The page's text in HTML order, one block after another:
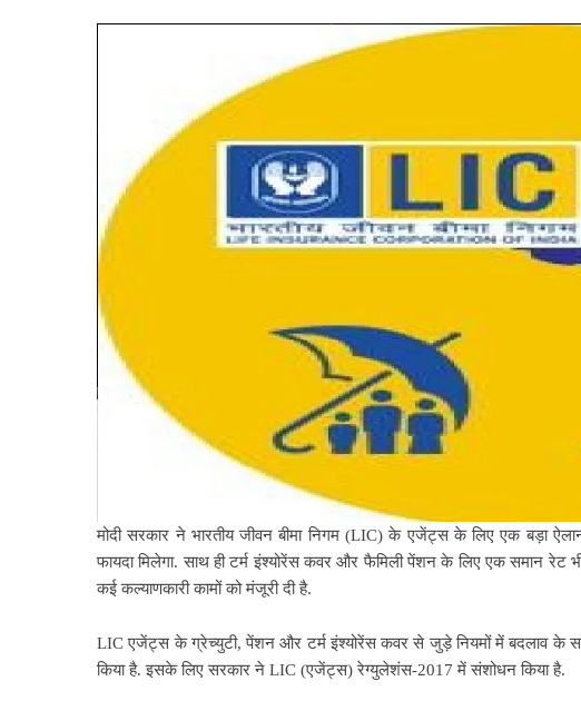
मोदी सरकार ने भारतीय जीवन बीमा निगम (LIC) के एजेंट्स के लिए एक बड़ा
फायदा मिलेगा. साथ ही टर्म इंश्योरेंस कवर और फैमिली पेंशन के लिए एक समान
कई कल्याणकारी कामों को मंजूरी दी है.
LIC एजेंट्स के ग्रेच्युटी, पेंशन और टर्म इंश्योरेंस कवर से जुड़े नियमों में बदलाव के
किया है. इसके लिए सरकार ने LIC (एजेंट्स) रेग्युलेशंस-2017 में संशोधन किया है.